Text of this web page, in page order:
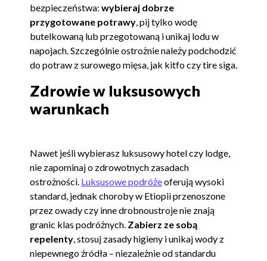
bezpieczeństwa: wybieraj dobrze
przygotowane potrawy, pij tylko wodę
butelkowaną lub przegotowaną i unikaj lodu w
napojach. Szczególnie ostrożnie należy podchodzić
do potraw z surowego mięsa, jak kitfo czy tire siga.
Zdrowie w luksusowych
warunkach
Nawet jeśli wybierasz luksusowy hotel czy lodge,
nie zapominaj o zdrowotnych zasadach
ostrożności. Luksusowe podróżeoferują wysoki
standard, jednak choroby w Etiopii przenoszone
przez owady czy inne drobnoustroje nie znają
granic klas podróżnych. Zabierz ze sobą
repelenty, stosuj zasady higieny i unikaj wody z
niepewnego źródła – niezależnie od standardu